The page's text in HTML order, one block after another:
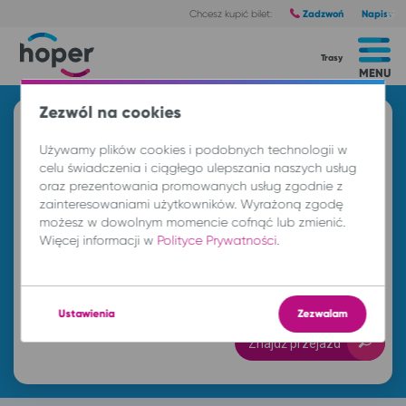
Chcesz kupić bilet: Zadzwoń Napisz
MENU
Trasy
DO
-- : --
Znajdź przejazd
Zezwól na cookies
Używamy plików cookies i podobnych technologii w
celu świadczenia i ciągłego ulepszania naszych usług
oraz prezentowania promowanych usług zgodnie z
zainteresowaniami użytkowników. Wyrażoną zgodę
możesz w dowolnym momencie cofnąć lub zmienić.
Więcej informacji w Polityce Prywatności
Ustawienia Zezwalam